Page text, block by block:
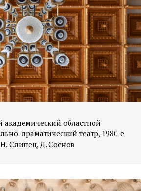
областной
драматический театр, 1980-е
Слипец, Д. Соснов